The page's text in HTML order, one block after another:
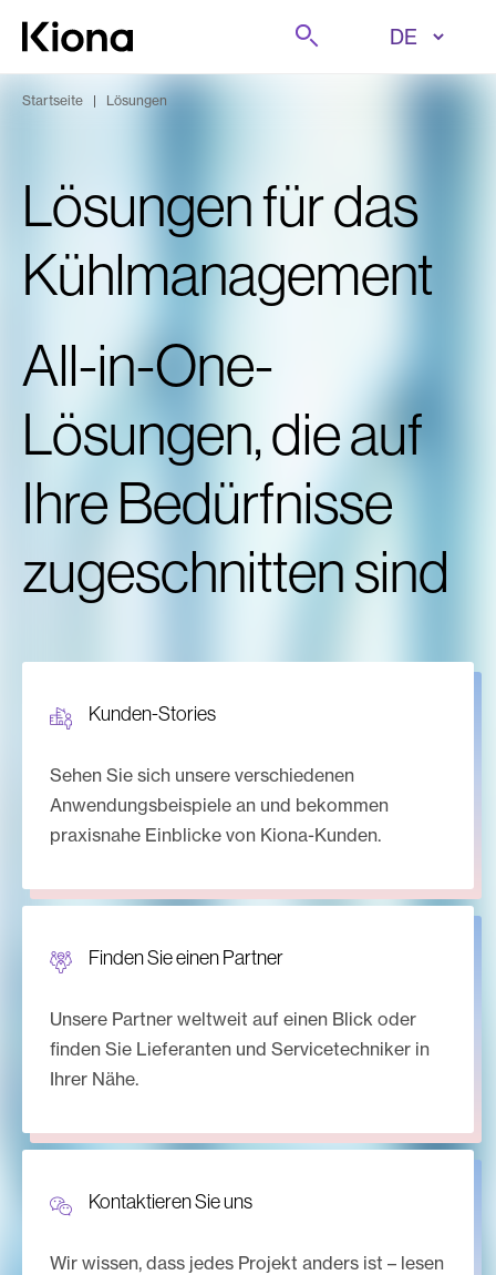
Zum Inhalt wechseln
Zur Homepage wechseln
Suche
Startseite | Lösungen
Lösungen für das
Kühlmanagement
All-in-One-
Lösungen, die auf
Ihre Bedürfnisse
zugeschnitten sind
Kunden-Stories
Sehen Sie sich unsere verschiedenen
Anwendungsbeispiele an und bekommen
praxisnahe Einblicke von Kiona-Kunden.
Finden Sie einen Partner
Unsere Partner weltweit auf einen Blick oder
finden Sie Lieferanten und Servicetechniker in
Ihrer Nähe.
Kontaktieren Sie uns
Wir wissen, dass jedes Projekt anders ist – lesen